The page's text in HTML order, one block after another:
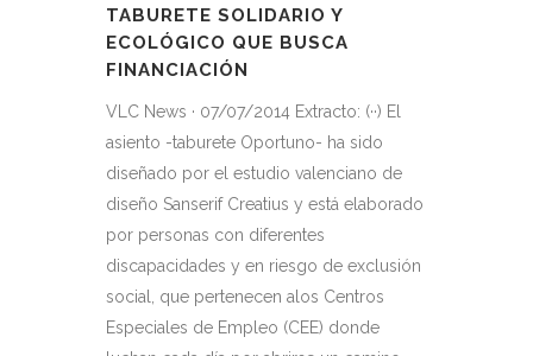
TABURETE SOLIDARIO Y
ECOLÓGICO QUE BUSCA
FINANCIACIÓN
VLC News · 07/07/2014 Extracto: (··) El
asiento -taburete Oportuno- ha sido
diseñado por el estudio valenciano de
diseño Sanserif Creatius y está elaborado
por personas con diferentes
discapacidades y en riesgo de exclusión
social, que pertenecen alos Centros
Especiales de Empleo (CEE) donde